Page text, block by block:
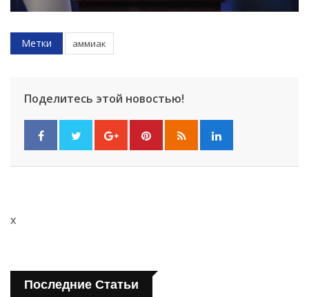
Метки аммиак
Поделитесь этой новостью!
x
Последние Статьи